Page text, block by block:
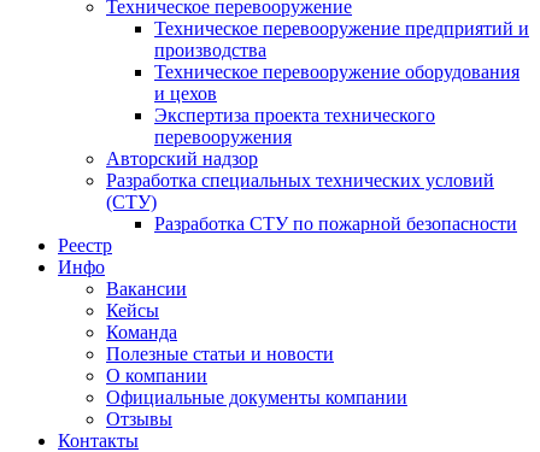
Техническое перевооружение
Техническое перевооружение предприятий и
производства
Техническое перевооружение оборудования
и цехов
Экспертиза проекта технического
перевооружения
Авторский надзор
Разработка специальных технических условий
(СТУ)
Разработка СТУ по пожарной безопасности
Реестр
Инфо
Вакансии
Кейсы
Команда
Полезные статьи и новости
О компании
Официальные документы компании
Отзывы
Контакты